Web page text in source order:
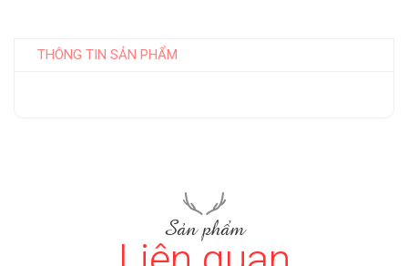
THÔNG TIN SẢN PHẨM
Sản phẩm